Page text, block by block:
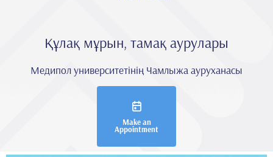
Құлақ мұрын, тамақ аурулары
Медипол университетінің Чамлыжа ауруханасы
Make an
Appointment